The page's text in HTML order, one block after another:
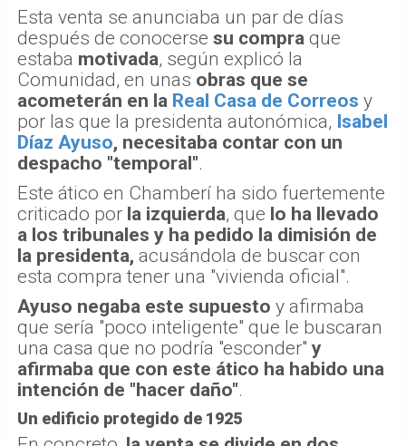
Esta venta se anunciaba un par de días
después de conocerse su compra que
estaba motivada, según explicó la
Comunidad, en unas obras que se
acometerán en la Real Casa de Correos y
por las que la presidenta autonómica, Isabel
Díaz Ayuso, necesitaba contar con un
despacho "temporal".
Este ático en Chamberí ha sido fuertemente
criticado por la izquierda, que lo ha llevado
a los tribunales y ha pedido la dimisión de
la presidenta, acusándola de buscar con
esta compra tener una "vivienda oficial".
Ayuso negaba este supuesto y afirmaba
que sería "poco inteligente" que le buscaran
una casa que no podría "esconder" y
afirmaba que con este ático ha habido una
intención de "hacer daño".
Un edificio protegido de 1925